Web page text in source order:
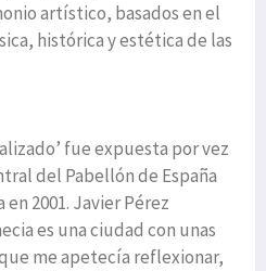
artístico, basados en el
histórica y estética de las
fue expuesta por vez
del Pabellón de España
en 2001. Javier Pérez
es una ciudad con unas
me apetecía reflexionar,